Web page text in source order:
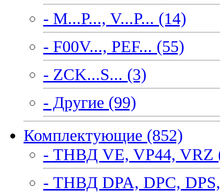
- M...P..., V...P... (14)
- F00V..., PEF... (55)
- ZCK...S... (3)
- Другие (99)
Комплектующие (852)
- ТНВД VE, VP44, VRZ
- ТНВД DPA, DPC,